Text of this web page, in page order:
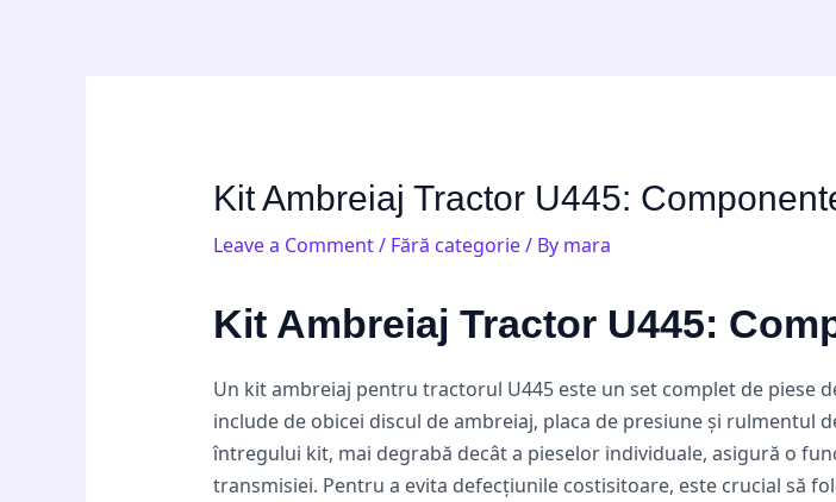
Kit Ambreiaj Tractor U445:
Leave a Comment/ Fără categorie/ By mara
Kit Ambreiaj Tractor U445:
Un kit ambreiaj pentru tractorul U445 este un set complet de piese
include de obicei discul de ambreiaj, placa de presiune și rulmentul
întregului kit, mai degrabă decât a pieselor individuale, asigură o
transmisiei. Pentru a evita defecțiunile costisitoare, este crucial să